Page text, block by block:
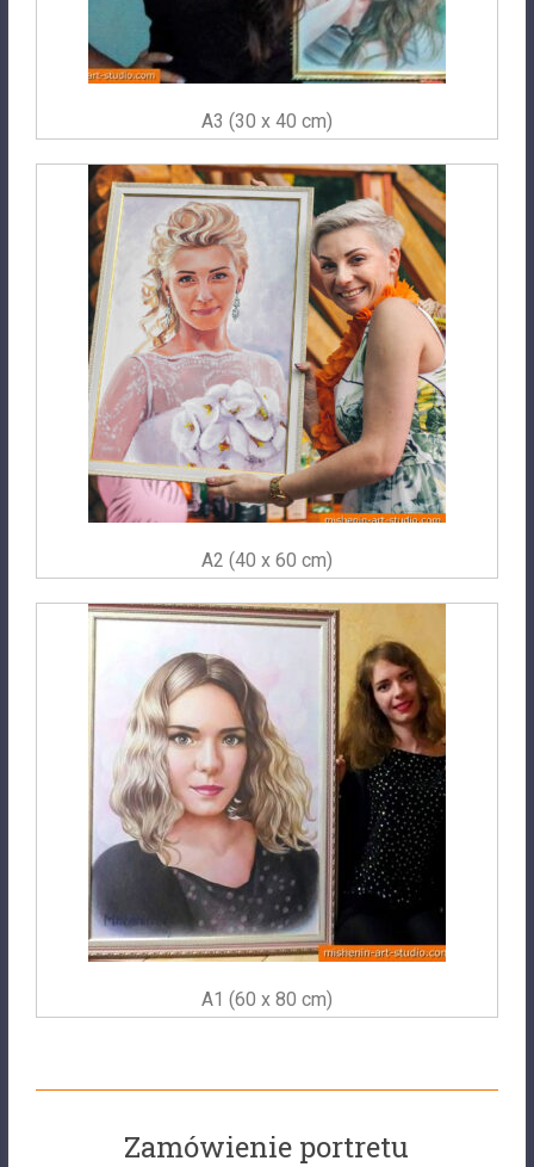
A3 (30 x 40 cm)
A2 (40 x 60 cm)
A1 (60 x 80 cm)
Zamówienie portretu